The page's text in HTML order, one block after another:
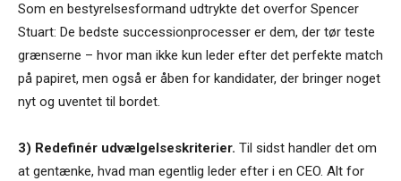
Som en bestyrelsesformand udtrykte det overfor Spencer
Stuart: De bedste successionprocesser er dem, der tør teste
grænserne – hvor man ikke kun leder efter det perfekte match
på papiret, men også er åben for kandidater, der bringer noget
nyt og uventet til bordet.
3) Redefinér udvælgelseskriterier. Til sidst handler det om
at gentænke, hvad man egentlig leder efter i en CEO. Alt for